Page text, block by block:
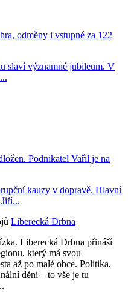
odměny i vstupné za 122
slaví významné jubileum. V
Podnikatel Vařil je na
kauzy v dopravě. Hlavní
Liberecká Drbna
Liberecká Drbna přináší
který má svou
až po malé obce. Politika,
dění – to vše je tu